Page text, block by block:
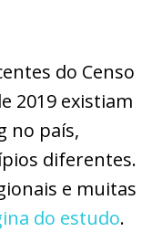
do Censo
2019 existiam
no país,
diferentes.
e muitas
do estudo.